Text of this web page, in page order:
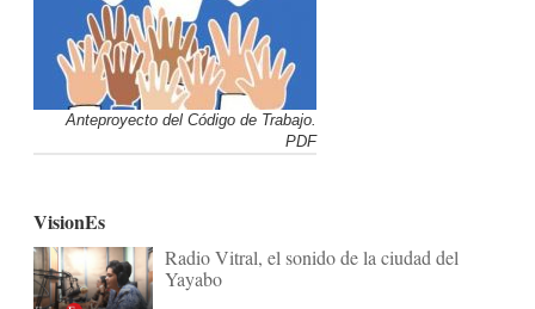
Anteproyecto del Código de Trabajo.
PDF
VisionEs
Radio Vitral, el sonido de la ciudad del
Yayabo